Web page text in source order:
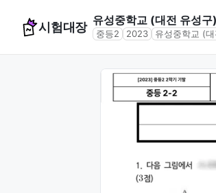
시험대장 유성중학교 (대전 유성
중등2 2023 유성중학교 (